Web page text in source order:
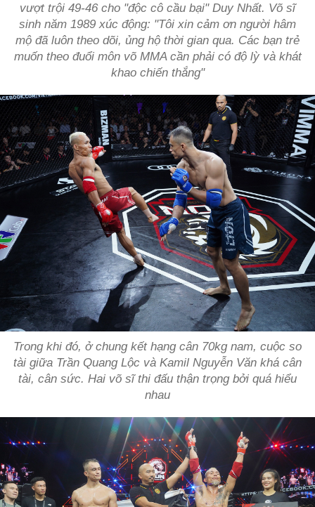
vượt trội 49-46 cho "độc cô cầu bại" Duy Nhất. Võ sĩ
sinh năm 1989 xúc động: "Tôi xin cảm ơn người hâm
mộ đã luôn theo dõi, ủng hộ thời gian qua. Các bạn trẻ
muốn theo đuổi môn võ MMA cần phải có độ lỳ và khát
khao chiến thắng"
Trong khi đó, ở chung kết hạng cân 70kg nam, cuộc so
tài giữa Trần Quang Lộc và Kamil Nguyễn Văn khá cân
tài, cân sức. Hai võ sĩ thi đấu thận trọng bởi quá hiểu
nhau